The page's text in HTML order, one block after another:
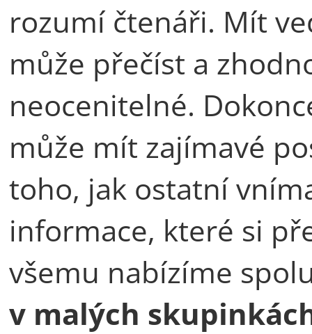
rozumí čtenáři. Mít
může přečíst a
neocenitelné.
může mít zajímavé
toho, jak ostatní
informace, které si
všemu nabízíme
v malých